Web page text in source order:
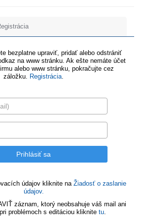
bezplatne upraviť, pridať alebo odstrániť
na www stránku. Ak ešte nemáte účet
alebo www stránku, pokračujte cez
záložku. Registrácia.
údajov kliknite na Žiadosť o zaslanie
údajov.
záznam, ktorý neobsahuje váš mail ani
problémoch s editáciou kliknite tu.